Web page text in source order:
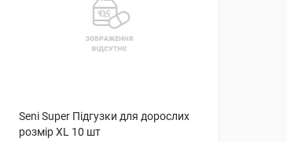
Seni Super Підгузки для дорослих
розмір XL 10 шт